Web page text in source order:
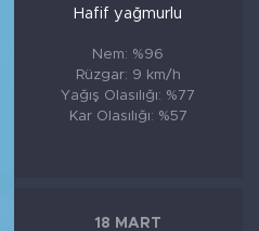
Hafif yağmurlu
Nem: %96
Rüzgar: 9 km/h
Yağış Olasılığı: %77
Kar Olasılığı: %57
18 MART